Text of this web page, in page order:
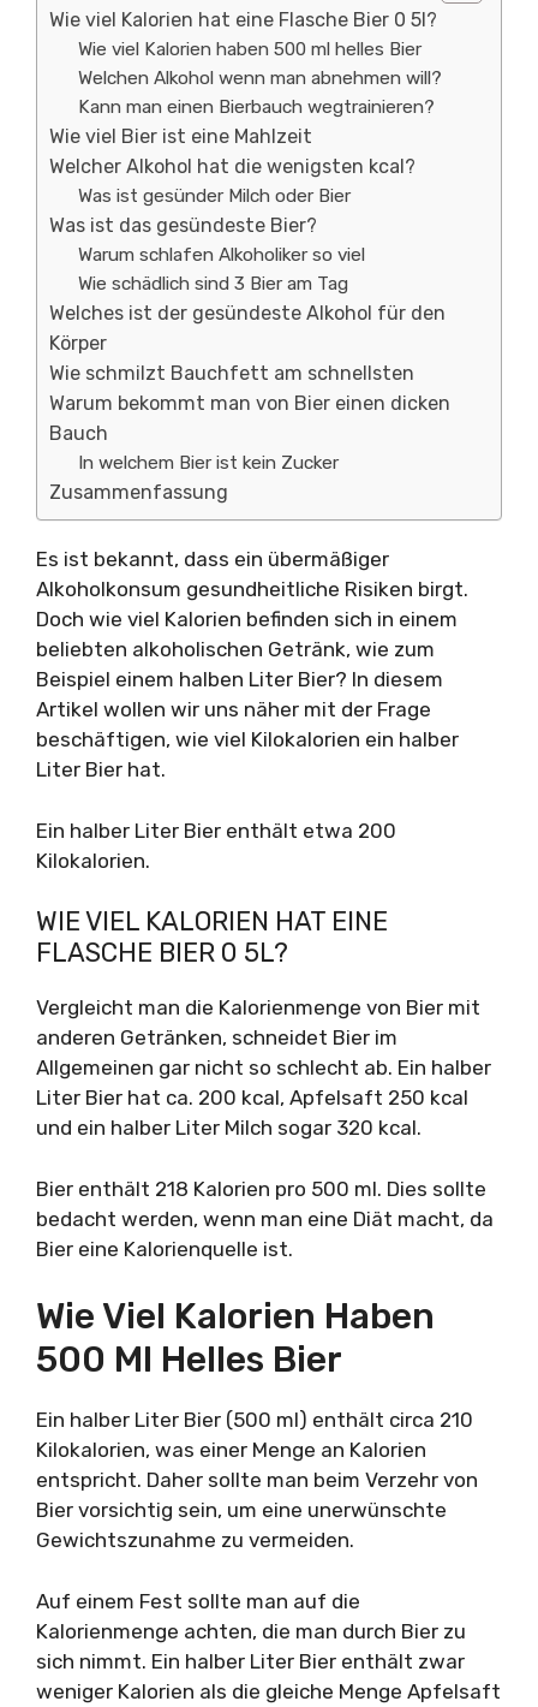
Wie viel Kalorien hat eine Flasche Bier 0 5l?
Wie viel Kalorien haben 500 ml helles Bier
Welchen Alkohol wenn man abnehmen will?
Kann man einen Bierbauch wegtrainieren?
Wie viel Bier ist eine Mahlzeit
Welcher Alkohol hat die wenigsten kcal?
Was ist gesünder Milch oder Bier
Was ist das gesündeste Bier?
Warum schlafen Alkoholiker so viel
Wie schädlich sind 3 Bier am Tag
Welches ist der gesündeste Alkohol für den
Körper
Wie schmilzt Bauchfett am schnellsten
Warum bekommt man von Bier einen dicken
Bauch
In welchem Bier ist kein Zucker
Zusammenfassung
Es ist bekannt, dass ein übermäßiger
Alkoholkonsum gesundheitliche Risiken birgt.
Doch wie viel Kalorien befinden sich in einem
beliebten alkoholischen Getränk, wie zum
Beispiel einem halben Liter Bier? In diesem
Artikel wollen wir uns näher mit der Frage
beschäftigen, wie viel Kilokalorien ein halber
Liter Bier hat.
Ein halber Liter Bier enthält etwa 200
Kilokalorien.
WIE VIEL KALORIEN HAT EINE
FLASCHE BIER 0 5L?
Vergleicht man die Kalorienmenge von Bier mit
anderen Getränken, schneidet Bier im
Allgemeinen gar nicht so schlecht ab. Ein halber
Liter Bier hat ca. 200 kcal, Apfelsaft 250 kcal
und ein halber Liter Milch sogar 320 kcal.
Bier enthält 218 Kalorien pro 500 ml. Dies sollte
bedacht werden, wenn man eine Diät macht, da
Bier eine Kalorienquelle ist.
Wie Viel Kalorien Haben
500 Ml Helles Bier
Ein halber Liter Bier (500 ml) enthält circa 210
Kilokalorien, was einer Menge an Kalorien
entspricht. Daher sollte man beim Verzehr von
Bier vorsichtig sein, um eine unerwünschte
Gewichtszunahme zu vermeiden.
Auf einem Fest sollte man auf die
Kalorienmenge achten, die man durch Bier zu
sich nimmt. Ein halber Liter Bier enthält zwar
weniger Kalorien als die gleiche Menge Apfelsaft